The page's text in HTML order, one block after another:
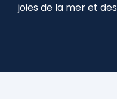
joies de la mer et